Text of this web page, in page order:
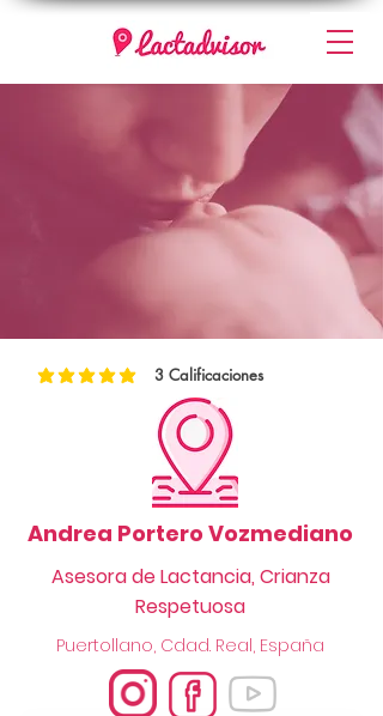
3 Calificaciones
la calificación promedio es 5 de 5, basada en 3
Andrea Portero Vozmediano
Asesora de Lactancia, Crianza
Respetuosa
Puertollano, Cdad. Real, España